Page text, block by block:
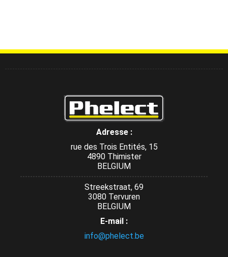
Adresse :
rue des Trois Entités, 15
4890 Thimister
BELGIUM
Streekstraat, 69
3080 Tervuren
BELGIUM
E-mail :
info@phelect.be